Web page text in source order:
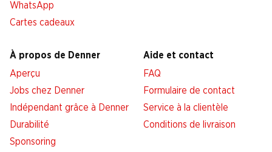
WhatsApp
Cartes cadeaux
À propos de Denner
Aperçu
Jobs chez Denner
Indépendant grâce à Denner
Durabilité
Sponsoring
Aide et contact
FAQ
Formulaire de contact
Service à la clientèle
Conditions de livraison